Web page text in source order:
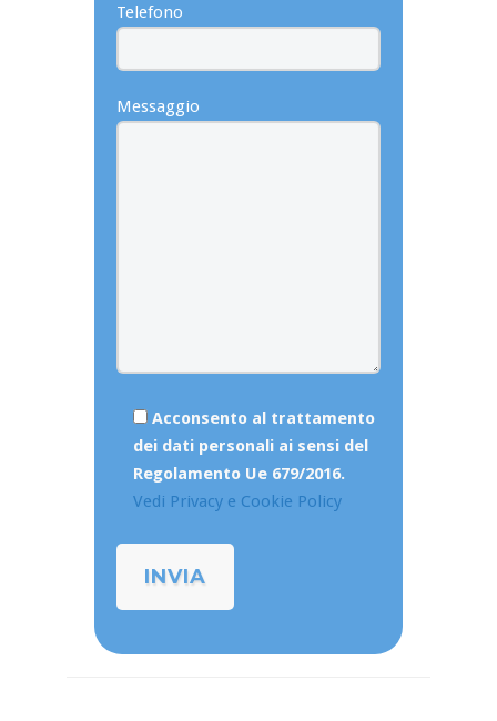
Telefono
Messaggio
Acconsento al trattamento
dei dati personali ai sensi del
Regolamento Ue 679/2016.
Vedi Privacy e Cookie Policy